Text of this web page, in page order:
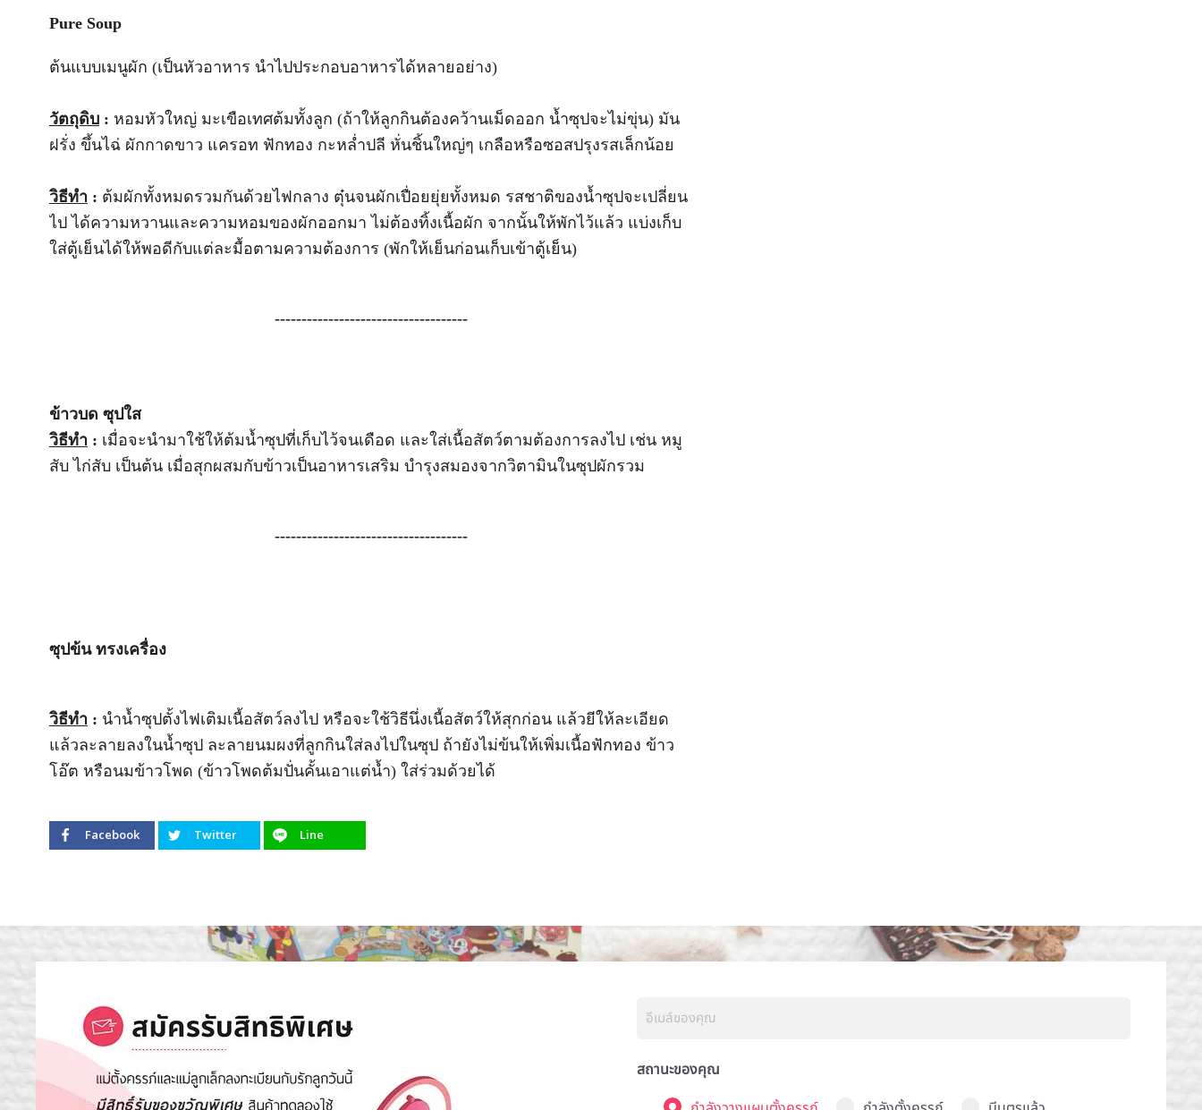
Pure Soup
ต้นแบบเมนูผัก (เป็นหัวอาหาร นำไปประกอบอาหารได้หลายอย่าง)
วัตถุดิบ : หอมหัวใหญ่ มะเขือเทศต้มทั้งลูก (ถ้าให้ลูกกินต้องคว้านเม็ดออก น้ำซุปจะไม่ขุ่น) มัน
ฝรั่ง ขึ้นไฉ่ ผักกาดขาว แครอท ฟักทอง กะหล่ำปลี หั่นชิ้นใหญ่ๆ เกลือหรือซอสปรุงรสเล็กน้อย
วิธีทำ : ต้มผักทั้งหมดรวมกันด้วยไฟกลาง ตุ๋นจนผักเปื่อยยุ่ยทั้งหมด รสชาติของน้ำซุปจะเปลี่ยน
ไป ได้ความหวานและความหอมของผักออกมา ไม่ต้องทิ้งเนื้อผัก จากนั้นให้พักไว้แล้ว แบ่งเก็บ
ใส่ตู้เย็นได้ให้พอดีกับแต่ละมื้อตามความต้องการ (พักให้เย็นก่อนเก็บเข้าตู้เย็น)
------------------------------------
ข้าวบด ซุปใส
วิธีทำ : เมื่อจะนำมาใช้ให้ต้มน้ำซุปที่เก็บไว้จนเดือด และใส่เนื้อสัตว์ตามต้องการลงไป เช่น หมู
สับ ไก่สับ เป็นต้น เมื่อสุกผสมกับข้าวเป็นอาหารเสริม บำรุงสมองจากวิตามินในซุปผักรวม
------------------------------------
ซุปข้น ทรงเครื่อง
วิธีทำ : นำน้ำซุปตั้งไฟเติมเนื้อสัตว์ลงไป หรือจะใช้วิธีนึ่งเนื้อสัตว์ให้สุกก่อน แล้วยีให้ละเอียด
แล้วละลายลงในน้ำซุป ละลายนมผงที่ลูกกินใส่ลงไปในซุป ถ้ายังไม่ข้นให้เพิ่มเนื้อฟักทอง ข้าว
โอ๊ต หรือนมข้าวโพด (ข้าวโพดต้มปั่นคั้นเอาแต่น้ำ) ใส่ร่วมด้วยได้
Facebook Twitter Line
สถานะของคุณ